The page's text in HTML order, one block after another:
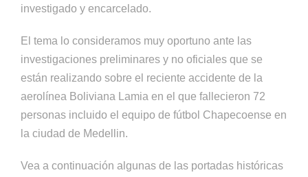
investigado y encarcelado.
El tema lo consideramos muy oportuno ante las
investigaciones preliminares y no oficiales que se
están realizando sobre el reciente accidente de la
aerolínea Boliviana Lamia en el que fallecieron 72
personas incluido el equipo de fútbol Chapecoense en
la ciudad de Medellin.
Vea a continuación algunas de las portadas históricas